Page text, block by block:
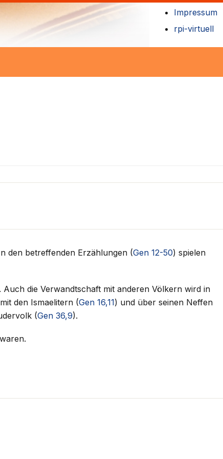
Impressum
rpi-virtuell
den betreffenden Erzählungen (Gen 12-50) spielen
Auch die Verwandtschaft mit anderen Völkern wird in
mit den Ismaelitern (Gen 16,11) und über seinen Neffen
(Gen 36,9).